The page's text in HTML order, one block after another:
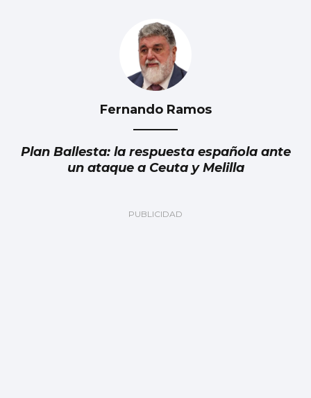
Fernando Ramos
Plan Ballesta: la respuesta española ante
un ataque a Ceuta y Melilla